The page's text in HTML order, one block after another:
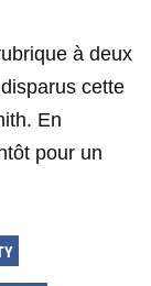
à deux
cette
En
pour un